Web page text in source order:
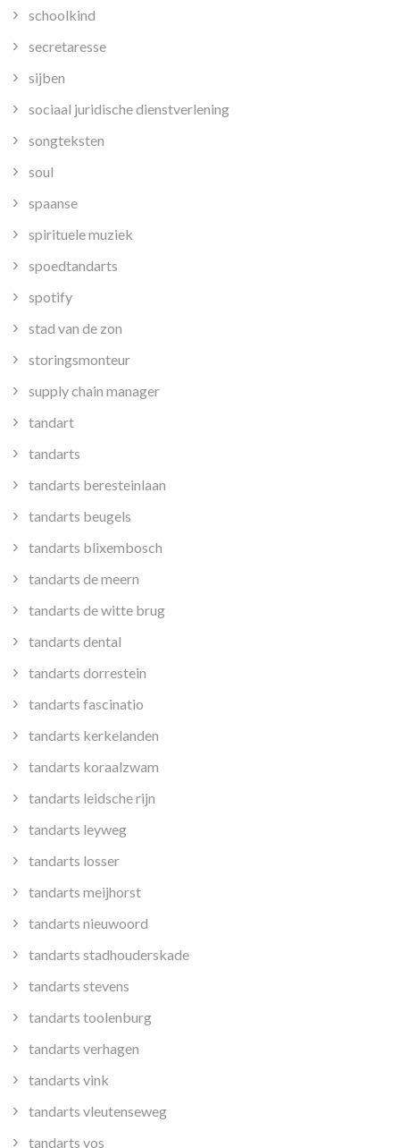
schoolkind
secretaresse
sijben
sociaal juridische dienstverlening
songteksten
soul
spaanse
spirituele muziek
spoedtandarts
spotify
stad van de zon
storingsmonteur
supply chain manager
tandart
tandarts
tandarts beresteinlaan
tandarts beugels
tandarts blixembosch
tandarts de meern
tandarts de witte brug
tandarts dental
tandarts dorrestein
tandarts fascinatio
tandarts kerkelanden
tandarts koraalzwam
tandarts leidsche rijn
tandarts leyweg
tandarts losser
tandarts meijhorst
tandarts nieuwoord
tandarts stadhouderskade
tandarts stevens
tandarts toolenburg
tandarts verhagen
tandarts vink
tandarts vleutenseweg
tandarts vos